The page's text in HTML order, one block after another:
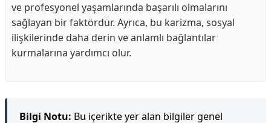
ve profesyonel yaşamlarında başarılı olmalarını
sağlayan bir faktördür. Ayrıca, bu karizma, sosyal
ilişkilerinde daha derin ve anlamlı bağlantılar
kurmalarına yardımcı olur.
Bilgi Notu: Bu içerikte yer alan bilgiler genel